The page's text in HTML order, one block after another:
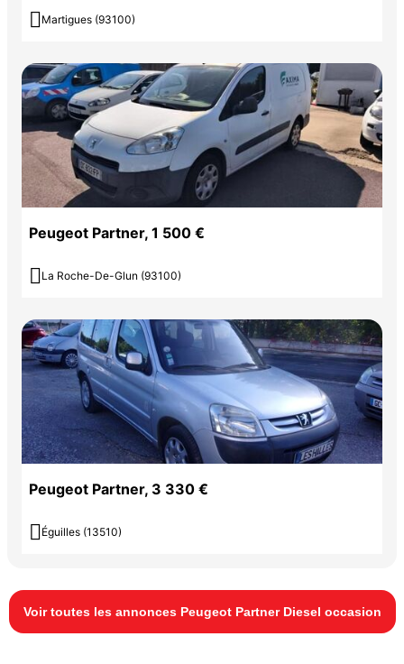
 Martigues (93100)
Peugeot Partner, 1 500 €
 La Roche-De-Glun (93100)
Peugeot Partner, 3 330 €
 Éguilles (13510)
Voir toutes les annonces Peugeot Partner Diesel occasion